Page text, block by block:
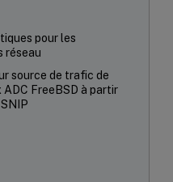
pour les
réseau
source de trafic de
FreeBSD à partir